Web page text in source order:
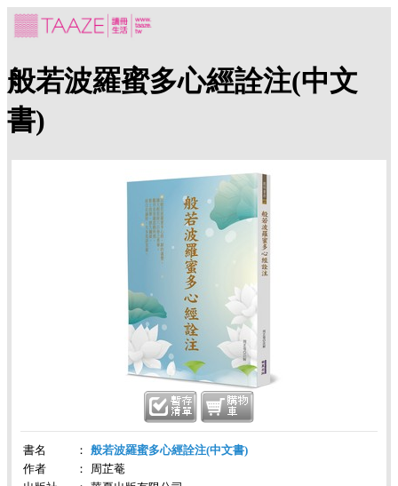
般若波羅蜜多心經詮注(中文
書)
書名 ：
般若波羅蜜多心經詮注(中文書)
作者
：
周芷菴